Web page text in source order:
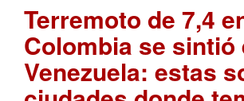
Terremoto de 7,4
Colombia se sintió
Venezuela: estas